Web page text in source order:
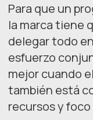
Para que un
la marca tiene
delegar todo
esfuerzo
mejor cuando
también está
recursos y